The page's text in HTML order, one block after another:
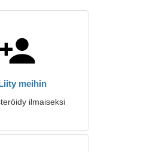
meihin
ilmaiseksi